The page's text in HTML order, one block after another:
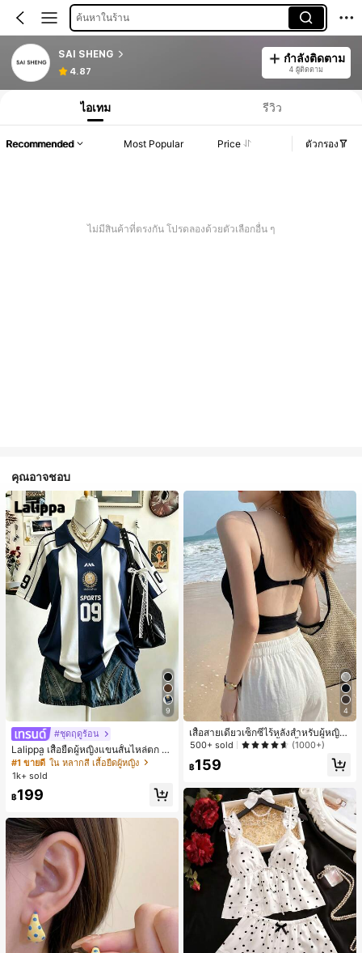
ค้นหาในร้าน
SAI SHENG
4.87
กำลังติดตาม
4 ผู้ติดตาม
ไอเทม รีวิว
Recommended Most Popular Price ตัวกรอง
ไม่มีสินค้าที่ตรงกัน โปรดลองด้วยตัวเลือกอื่น ๆ
คุณอาจชอบ
9
#ชุดฤดูร้อน
Lalippa เสื้อยืดผู้หญิงแขนสั้นไหล่ตก ค
อวีปกเสื้อ ลายพิมพ์ดิจิทัลลายทาง สไตล์
สปอร์ตแฟชั่นมินิมอล ของขวัญสำหรับเ
พื่อน
#1 ขายดี ใน หลากสี เสื้อยืดผู้หญิง
1k+ sold
฿199
4
เสื้อสายเดี่ยวเซ็กซี่ไร้หลังสำหรับผู้หญิง
พร้อมบราแบบมีฟองน้ำ, เสื้อกล้ามแขน
500+ sold (1000+)
฿159